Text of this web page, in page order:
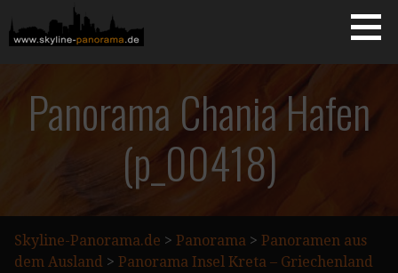
Inhalt
springen
SKYLINE-PANORAMA.DE
Panorama Chania Hafen
(p_00418)
Skyline-Panorama.de > Panorama > Panoramen aus
dem Ausland > Panorama Insel Kreta – Griechenland